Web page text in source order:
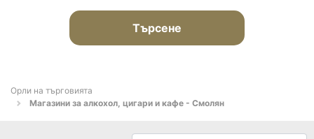
Търсене
Орли на търговията
Магазини за алкохол, цигари и кафе - Смолян